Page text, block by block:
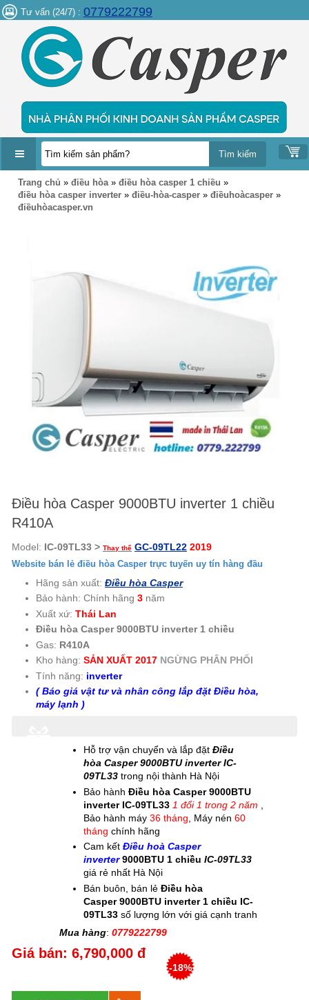
Tư vấn (24/7) : 0779222799
DANH
MỤC
SẢN
Trang chủ » điều hòa » điều hòa casper 1 chiều »
điều hòa casper inverter » điều-hòa-casper » điềuhoàcasper »
điềuhòacasper.vn
Điều hòa Casper 9000BTU inverter 1 chiều
R410A
Model: IC-09TL33 > Thay thế GC-09TL22 2019
Website bán lẻ điều hòa Casper trực tuyến uy tín hàng đầu
Hãng sản xuất: Điều hòa Casper
Bảo hành: Chính hãng 3 năm
Xuất xứ: Thái Lan
Điều hòa Casper 9000BTU inverter 1 chiều
Gas: R410A
Kho hàng: SẢN XUẤT 2017 NGỪNG PHÂN PHỐI
Tính năng: inverter
(Báo giá vật tư và nhân công lắp đặt Điều hòa,
máy lạnh )
Hỗ trợ vận chuyển và lắp đặtĐiều
hòaCasper 9000BTU inverter IC-
09TL33 trong nội thành Hà Nội
Bảo hànhĐiều hòaCasper 9000BTU
inverter IC-09TL33 1 đổi 1 trong 2 năm
Bảo hành máy36 tháng , Máy nén60
tháng chính hãng
Cam kếtĐiều hoà Casper
inverter 9000BTU1 chiều IC-09TL33
giá rẻ nhất Hà Nội
Bán buôn, bán lẻĐiều hòa
Casper9000BTU inverter 1 chiều IC-
09TL33 số lượng lớn với giá cạnh tranh
Mua hàng:0779222799
Giá bán: 6,790,000 đ
-18%